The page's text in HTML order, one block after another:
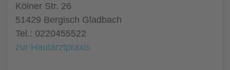
Kölner Str. 26
51429 Bergisch Gladbach
Tel.: 0220455522
zur Hautarztpraxis